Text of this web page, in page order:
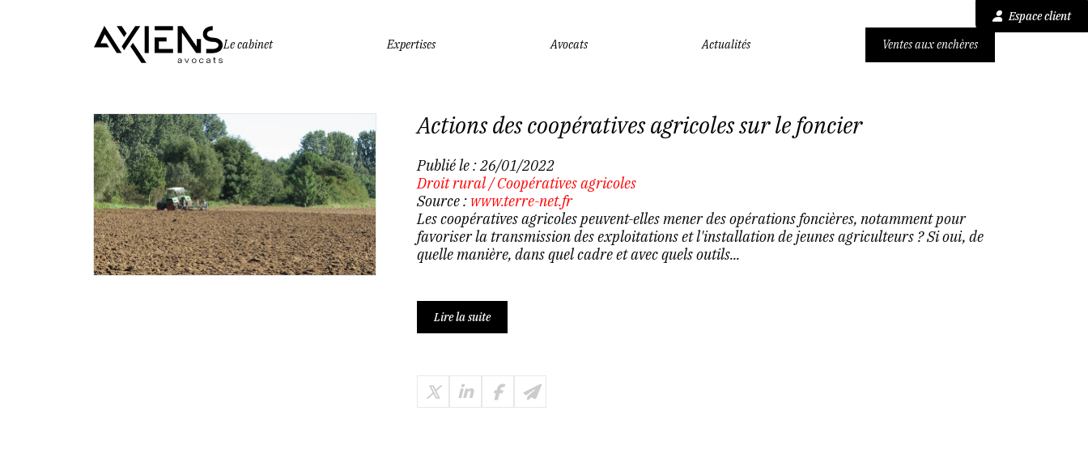
Espace client
Le cabinet
Expertises Avocats Actualités Ventes aux enchères
Actions des coopératives agricoles sur le foncier
Publié le :26/01/2022
Droit rural/Coopératives agricoles
Source : www.terre-net.fr
Les coopératives agricoles peuvent-elles mener des opérations foncières, notamment pour
favoriser la transmission des exploitations et l'installation de jeunes agriculteurs ? Si oui, de
quelle manière, dans quel cadre et avec quels outils...
Lire la suite